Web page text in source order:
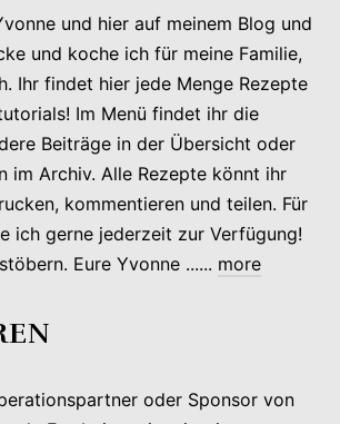
und hier auf meinem Blog und
und koche ich für meine Familie,
Ihr findet hier jede Menge Rezepte
Im Menü findet ihr die
Beiträge in der Übersicht oder
im Archiv. Alle Rezepte könnt ihr
kommentieren und teilen. Für
ich gerne jederzeit zur Verfügung!
Eure Yvonne ...... more
oder Sponsor von